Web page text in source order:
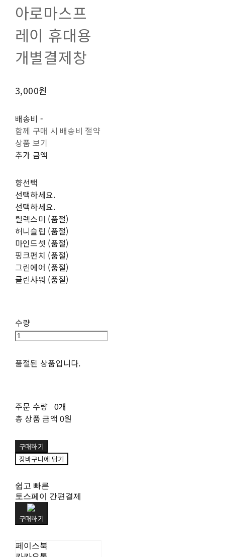
아로마스프
레이 휴대용
개별결제창
3,000원
배송비 -
함께 구매 시 배송비 절약
상품 보기
추가 금액
향선택
선택하세요.
선택하세요.
릴렉스미 (품절)
허니슬립 (품절)
마인드셋 (품절)
핑크펀치 (품절)
그린에어 (품절)
클린샤워 (품절)
수량
품절된 상품입니다.
주문 수량 0개
총 상품 금액 0원
구매하기
장바구니에 담기
쉽고 빠른
토스페이 간편결제
구매하기
페이스북